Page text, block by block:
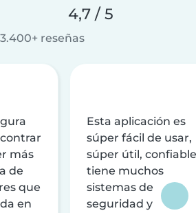
4,7 / 5
3.400+ reseñas
más
de
que
en
Esta aplicación es
súper fácil de usar,
súper útil,
tiene muchos
sistemas de
seguridad y